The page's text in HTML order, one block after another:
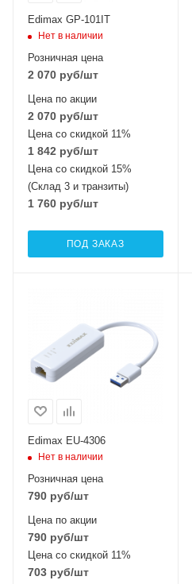
Edimax GP-101IT
Нет в наличии
Розничная цена
2 070 руб/шт
Цена по акции
2 070 руб/шт
Цена со скидкой 11%
1 842 руб/шт
Цена со скидкой 15%
(Склад 3 и транзиты)
1 760 руб/шт
ПОД ЗАКАЗ
Edimax EU-4306
Нет в наличии
Розничная цена
790 руб/шт
Цена по акции
790 руб/шт
Цена со скидкой 11%
703 руб/шт